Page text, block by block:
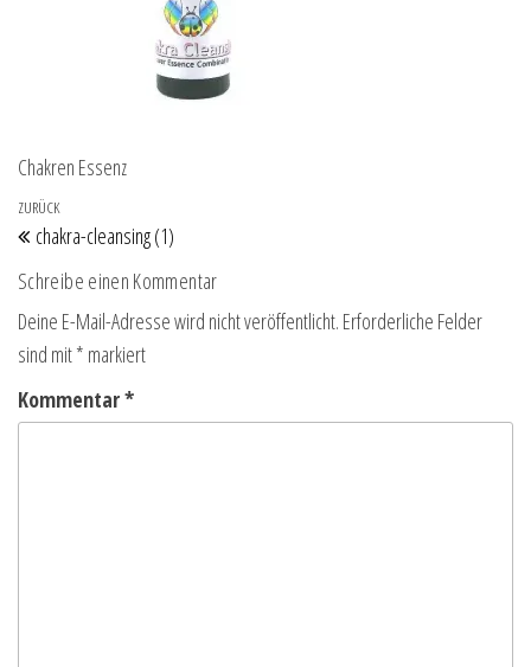
Chakren Essenz
Beitragsnavigation
Vorheriger Beitrag
ZURÜCK
chakra-cleansing (1)
Schreibe einen Kommentar
Deine E-Mail-Adresse wird nicht veröffentlicht. Erforderliche Felder
sind mit* markiert
Kommentar*